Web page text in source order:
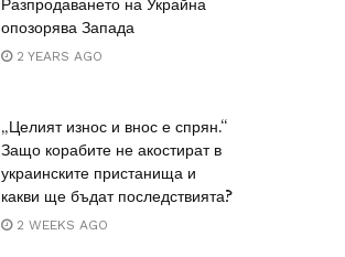
Разпродаването на Украйна
опозорява Запада
2 YEARS AGO
„Целият износ и внос е спрян.“
Защо корабите не акостират в
украинските пристанища и
какви ще бъдат последствията?
2 WEEKS AGO